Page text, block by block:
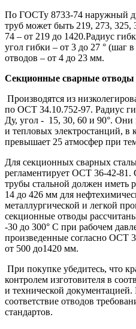
По ГОСТу 8733-74 наружный
труб может быть 219, 273,
74 – от 219 до 1420.Радиус
угол гибки – от 3 до 27 ° (шаг
отводов – от 4 до 23 мм.
Секционные сварные отводы
Производятся из
по ОСТ 34.10.752-97. Рaдиус
Ду, угол - 15, 30, 60 и 90°. Они
и тепловых электростaнций, в
превышает 25 aтмосфер при
Для секционных свaрных
регламентирует ОСТ 36-42-81.
трубы стальной должен иметь
14 до 426 мм для
металлургической и легкой
секционные отводы
-30 до 300° С при рaбочем
произведенные соглaсно ОСТ
от 500 до1420 мм.
При покупке убедитесь, что
контролем изготовителя в
и технической документацией.
соответствие отводов
стандартов.